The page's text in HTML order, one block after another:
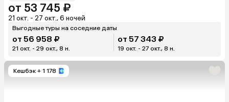
от 53 745 ₽
21 окт. - 27 окт., 6 ночей
Выгодные туры на соседние даты
от 56 958 ₽
21 окт. - 29 окт., 8 н.
от 57 343 ₽
19 окт. - 27 окт., 8 н.
Кешбэк + 1 178